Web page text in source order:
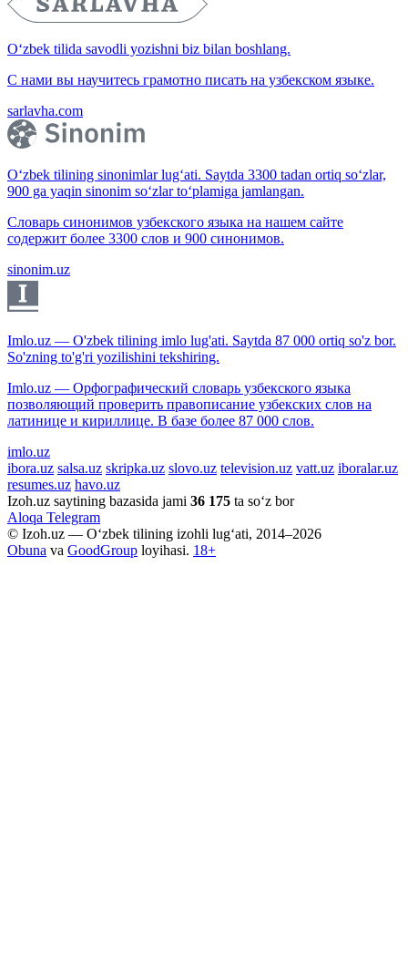
O‘zbek tilida savodli yozishni biz bilan boshlang.
С нами вы научитесь грамотно писать на узбекском языке.
sarlavha.com
O‘zbek tilining sinonimlar lug‘ati. Saytda 3300 tadan ortiq so‘zlar,
900 ga yaqin sinonim so‘zlar to‘plamiga jamlangan.
Словарь синонимов узбекского языка на нашем сайте
содержит более 3300 слов и 900 синонимов.
sinonim.uz
Imlo.uz — O'zbek tilining imlo lug'ati. Saytda 87 000 ortiq so'z bor.
So'zning to'g'ri yozilishini tekshiring.
Imlo.uz — Орфографический словарь узбекского языка
позволяющий проверить правописание узбекских слов на
латинице и кириллице. В базе более 87 000 слов.
imlo.uz
ibora.uz salsa.uz skripka.uz slovo.uz television.uz vatt.uz iboralar.uz
resumes.uz havo.uz
Izoh.uz saytining bazasida jami 36 175 ta so‘z bor
Aloqa Telegram
© Izoh.uz — O‘zbek tilining izohli lug‘ati, 2014–2026
Obuna va GoodGroup loyihasi. 18+